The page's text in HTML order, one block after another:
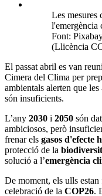
Les mesures
l'emergència
Font:
(Llicència
El passat abril es van
Cimera del Clima per
ambientals alerten que
són insuficients.
L’any 2030 i 2050 són
ambiciosos, però
frenar els gasos d'efecte
protecció de la
solució a l’emergència
De moment, els ulls
celebració de la COP26.